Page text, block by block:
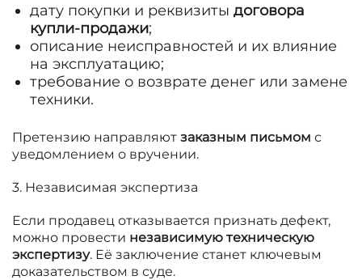
дату покупки и реквизиты договора
купли-продажи;
описание неисправностей и их влияние
на эксплуатацию;
требование о возврате денег или замене
техники.
Претензию направляют заказным письмом с
уведомлением о вручении.
3. Независимая экспертиза
Если продавец отказывается признать дефект,
можно провести независимую техническую
экспертизу. Её заключение станет ключевым
доказательством в суде.